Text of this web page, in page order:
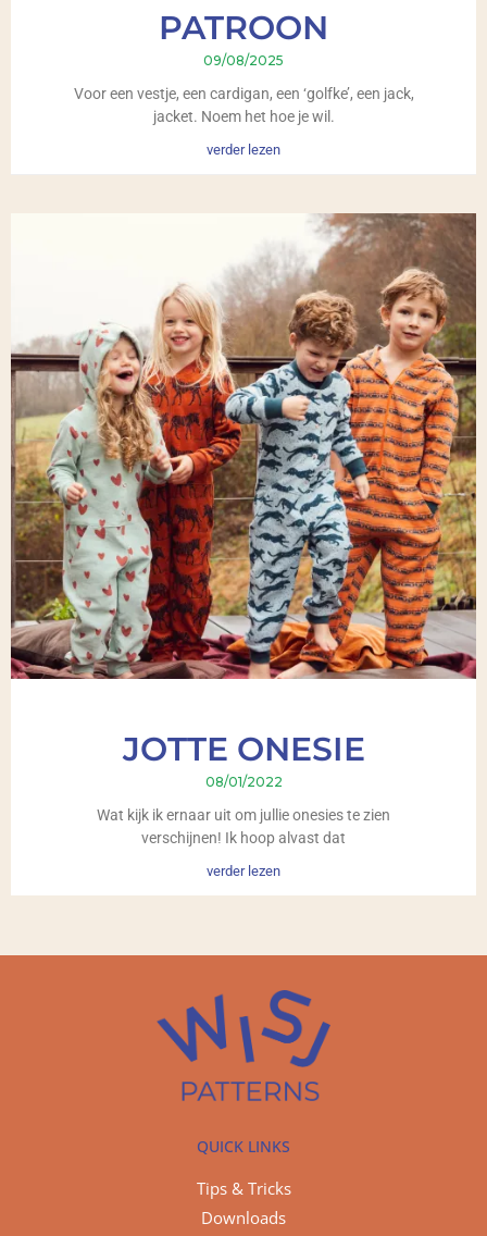
PATROON
09/08/2025
Voor een vestje, een cardigan, een ‘golfke’, een jack,
jacket. Noem het hoe je wil.
verder lezen
JOTTE ONESIE
08/01/2022
Wat kijk ik ernaar uit om jullie onesies te zien
verschijnen! Ik hoop alvast dat
verder lezen
QUICK LINKS
Tips & Tricks
Downloads